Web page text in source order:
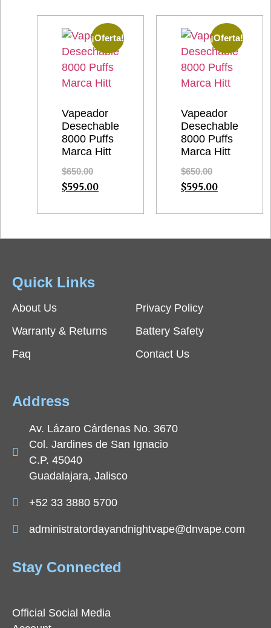
¡Oferta!
Vapeador
Desechable
8000 Puffs
Marca Hitt
$650.00
$595.00
¡Oferta!
Vapeador
Desechable
8000 Puffs
Marca Hitt
$650.00
$595.00
Quick Links
About Us
Privacy Policy
Warranty & Returns
Battery Safety
Faq
Contact Us
Address
Av. Lázaro Cárdenas No. 3670
Col. Jardines de San Ignacio
C.P. 45040
Guadalajara, Jalisco
+52 33 3880 5700
administratordayandnightvape@dnvape.com
Stay Connected
Official Social Media